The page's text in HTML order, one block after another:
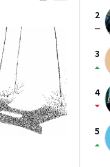
2
check_indeterminate_small
3
arrow_drop_up
4
arrow_drop_down
5
arrow_drop_up